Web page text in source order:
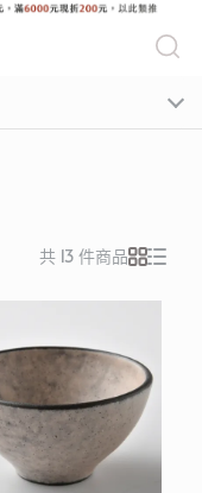
共 13 件商品